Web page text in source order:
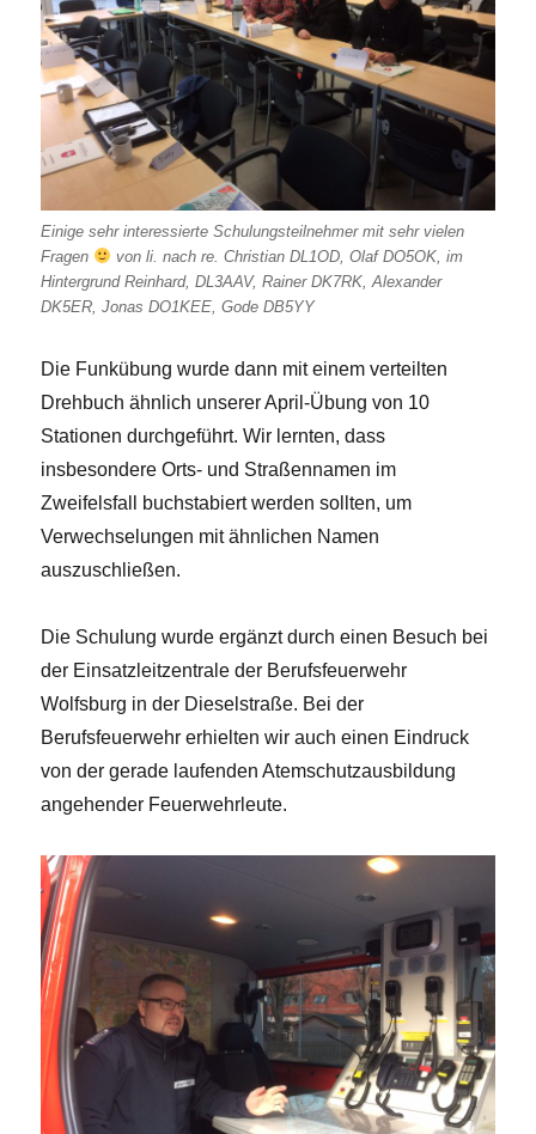
Einige sehr interessierte Schulungsteilnehmer mit sehr vielen
Fragen
von li. nach re. Christian DL1OD, Olaf DO5OK, im
Hintergrund Reinhard, DL3AAV, Rainer DK7RK, Alexander
DK5ER, Jonas DO1KEE, Gode DB5YY
Die Funkübung wurde dann mit einem verteilten
Drehbuch ähnlich unserer April-Übung von 10
Stationen durchgeführt. Wir lernten, dass
insbesondere Orts- und Straßennamen im
Zweifelsfall buchstabiert werden sollten, um
Verwechselungen mit ähnlichen Namen
auszuschließen.
Die Schulung wurde ergänzt durch einen Besuch bei
der Einsatzleitzentrale der Berufsfeuerwehr
Wolfsburg in der Dieselstraße. Bei der
Berufsfeuerwehr erhielten wir auch einen Eindruck
von der gerade laufenden Atemschutzausbildung
angehender Feuerwehrleute.